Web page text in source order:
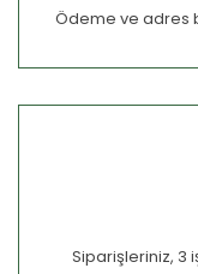
Ödeme ve adres
Siparişleriniz, 3